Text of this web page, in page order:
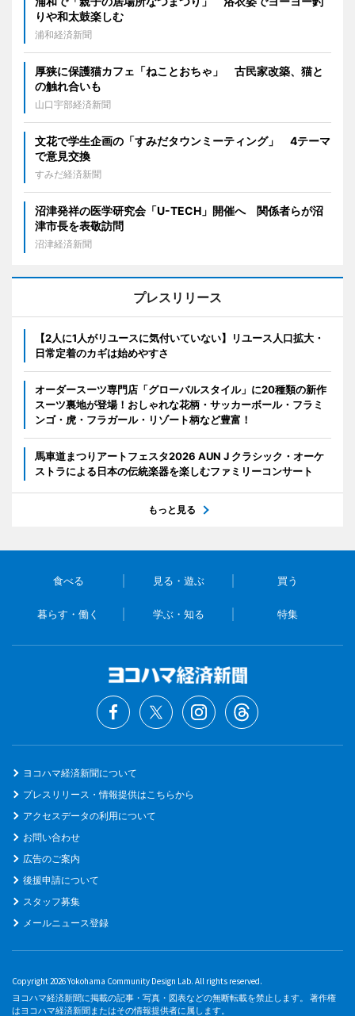
りや和太鼓楽しむ
浦和経済新聞
厚狭に保護猫カフェ「ねことおちゃ」 古民家改築、猫と
の触れ合いも
山口宇部経済新聞
文花で学生企画の「すみだタウンミーティング」 4テーマ
で意見交換
すみだ経済新聞
沼津発祥の医学研究会「U-TECH」開催へ 関係者らが沼
津市長を表敬訪問
沼津経済新聞
プレスリリース
【2人に1人がリユースに気付いていない】リユース人口拡大・
日常定着のカギは始めやすさ
オーダースーツ専門店「グローバルスタイル」に20種類の新作
スーツ裏地が登場！おしゃれな花柄・サッカーボール・フラミ
ンゴ・虎・フラガール・リゾート柄など豊富！
馬車道まつりアートフェスタ2026 AUN J クラシック・オーケ
ストラによる日本の伝統楽器を楽しむファミリーコンサート
もっと見る
食べる 見る・遊ぶ 買う
暮らす・働く 学ぶ・知る 特集
ヨコハマ経済新聞について
プレスリリース・情報提供はこちらから
アクセスデータの利用について
お問い合わせ
広告のご案内
後援申請について
スタッフ募集
メールニュース登録
Copyright 2026 Yokohama Community Design Lab. All rights reserved.
ヨコハマ経済新聞に掲載の記事・写真・図表などの無断転載を禁止します。 著作権
はヨコハマ経済新聞またはその情報提供者に属します。